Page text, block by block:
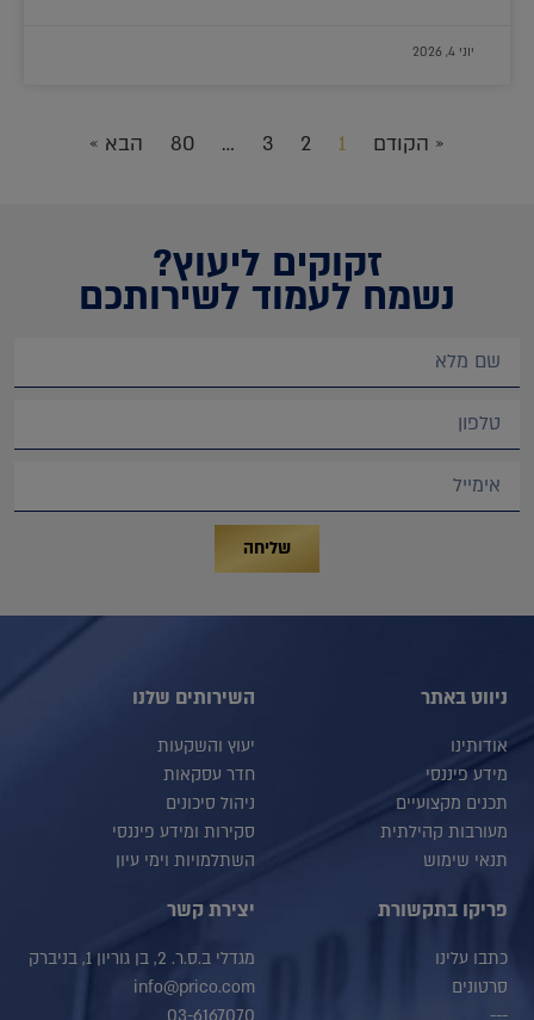
יוני 4, 2026
« הקודם 1
2
3
…
80 הבא »
זקוקים ליעוץ?
נשמח לעמוד לשירותכם
שליחה
ניווט באתר
אודותינו
מידע פיננסי
תכנים מקצועיים
מעורבות קהילתית
תנאי שימוש
השירותים שלנו
יעוץ והשקעות
חדר עסקאות
ניהול סיכונים
סקירות ומידע פיננסי
השתלמויות וימי עיון
פריקו בתקשורת
כתבו עלינו
סרטונים
יצירת קשר
מגדלי ב.ס.ר. 2, בן גוריון 1, בניברק
info@prico.com